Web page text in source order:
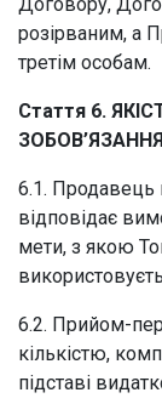
розірваним, а
третім особам.
Стаття 6.
ЗОБОВ’ЯЗАННЯ
6.1. Продавець
відповідає
мети, з якою
6.2. Прийом-
кількістю,
підставі